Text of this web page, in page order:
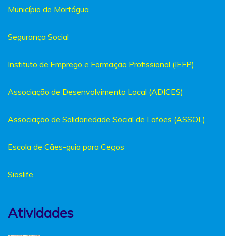
Município de Mortágua
Segurança Social
Instituto de Emprego e Formação Profissional (IEFP)
Associação de Desenvolvimento Local (ADICES)
Associação de Solidariedade Social de Lafões (ASSOL)
Escola de Cães-guia para Cegos
Sioslife
Atividades